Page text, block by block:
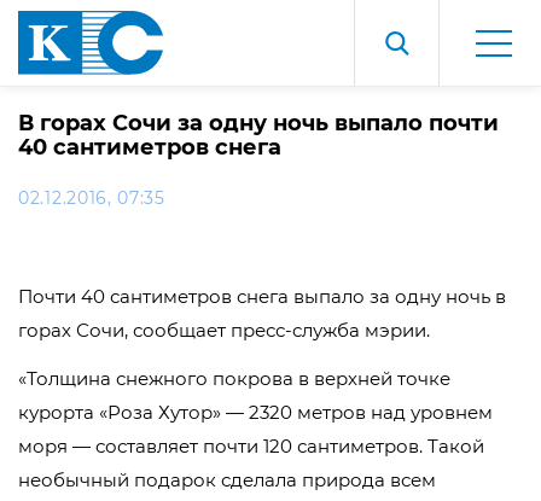
В горах Сочи за одну ночь выпало почти
40 сантиметров снега
02.12.2016, 07:35
Почти 40 сантиметров снега выпало за одну ночь в
горах Сочи, сообщает пресс-служба мэрии.
«Толщина снежного покрова в верхней точке
курорта «Роза Хутор» — 2320 метров над уровнем
моря — составляет почти 120 сантиметров. Такой
необычный подарок сделала природа всем